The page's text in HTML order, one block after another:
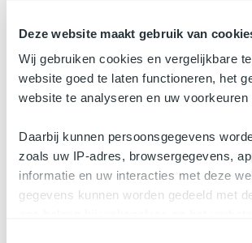
Deze website maakt gebruik van
Wij gebruiken cookies en vergelijkbare
website goed te laten functioneren, het
website te analyseren en uw voorkeuren
Daarbij kunnen persoonsgegevens
zoals uw IP-adres, browsergegevens,
informatie en uw interacties met deze
gegevens kunnen worden gedeeld met